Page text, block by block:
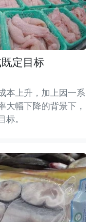
定目标
本上升，加上因一系
大幅下降的背景下，
。